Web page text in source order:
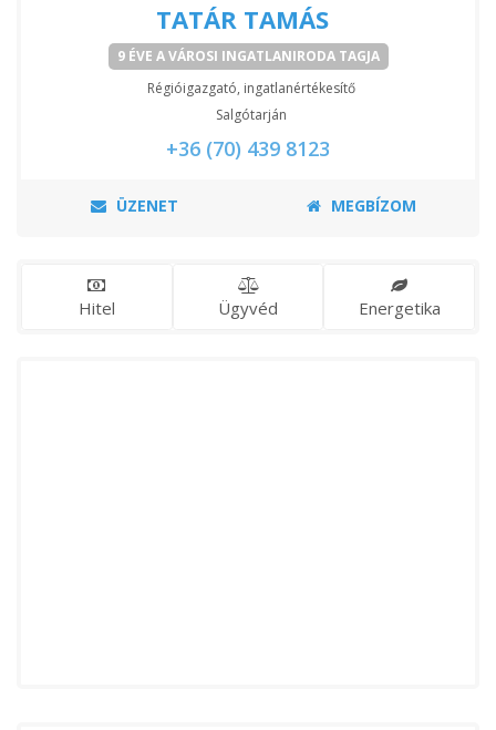
TATÁR TAMÁS
9 ÉVE A VÁROSI INGATLANIRODA TAGJA
Régióigazgató, ingatlanértékesítő
Salgótarján
+36 (70) 439 8123
ÜZENET MEGBÍZOM
Hitel Ügyvéd Energetika